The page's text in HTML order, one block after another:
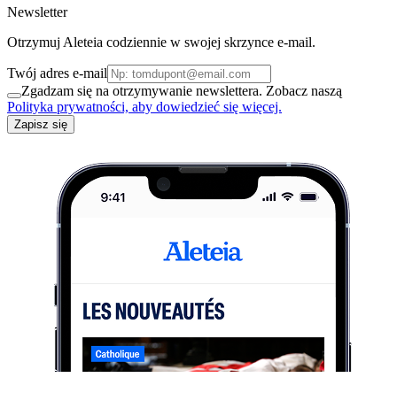
Newsletter
Otrzymuj Aleteia codziennie w swojej skrzynce e-mail.
Twój adres e-mail
Zgadzam się na otrzymywanie newslettera. Zobacz naszą
Polityka prywatności, aby dowiedzieć się więcej.
Zapisz się